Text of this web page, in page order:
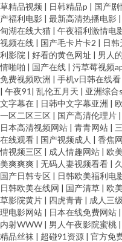
草精品视频 | 日韩精品p | 国产
产福利电影 | 最新高清热播电影 |
甸湖在线大猫 | 午夜福利激情电
视频在线 | 国产毛卡片卡2 | 日
利影院 | 好看的黄色网址 | 男人
情啪啪 | 国产在线 | 污草莓视频
免费视频欧洲 | 手机v日韩在线看
| 午夜91 | 乱伦五月天 | 亚洲综合
文字幕在 | 日韩中文字幕亚洲 |
一区二区三区 | 国产高清伦理片 |
日本高清视频网站 | 青青网站 |
在线观看 | 国产视频成人 | 香焦
情视频三区 | 成人情趣网站 | 欧
美爽爽爽 | 无码人妻视频看看 |
国产日韩专区 | 日韩欧美福利电
日韩欧美在线网 | 国产清草 | 欧
草影院黄片 | 四虎青青 | 成人三
理电影网站 | 日本在线免费网站 |
内射WWW | 男人午夜影院蜜桃 |
精品丝袜 | 超碰91资源 | 官方免